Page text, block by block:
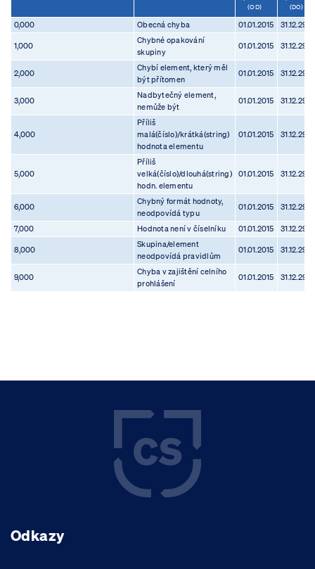
(OD)
(DO)
0,000 Obecná chyba 01.01.2015 31.12.2999
1,000
Chybné opakování
skupiny
01.01.2015 31.12.2999
2,000
Chybí element, který měl
být přítomen
01.01.2015 31.12.2999
3,000
Nadbytečný element,
nemůže být
01.01.2015 31.12.2999
4,000
Příliš
malá(číslo)/krátká(string)
hodnota elementu
01.01.2015 31.12.2999
5,000
Příliš
velká(číslo)/dlouhá(string)
hodn. elementu
01.01.2015 31.12.2999
6,000
Chybný formát hodnoty,
neodpovídá typu
01.01.2015 31.12.2999
7,000 Hodnota není v číselníku 01.01.2015 31.12.2999
8,000
Skupina/element
neodpovídá pravidlům
01.01.2015 31.12.2999
9,000
Chyba v zajištění celního
prohlášení
01.01.2015 31.12.2999
Odkazy